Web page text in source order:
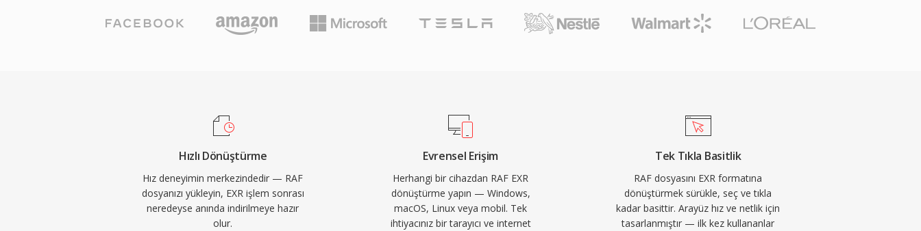
Hızlı Dönüştürme
Hız deneyimin merkezindedir — RAF
dosyanızı yükleyin, EXR işlem sonrası
neredeyse anında indirilmeye hazır
olur.
Evrensel Erişim
Herhangi bir cihazdan RAF EXR
dönüştürme yapın — Windows,
macOS, Linux veya mobil. Tek
ihtiyacınız bir tarayıcı ve internet
Tek Tıkla Basitlik
RAF dosyasını EXR formatına
dönüştürmek sürükle, seç ve tıkla
kadar basittir. Arayüz hız ve netlik için
tasarlanmıştır — ilk kez kullananlar